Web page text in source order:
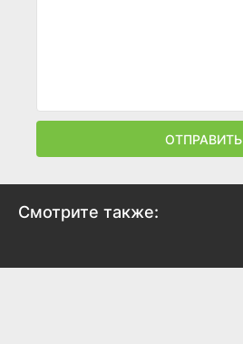
ОТПРАВИТЬ
Смотрите также: